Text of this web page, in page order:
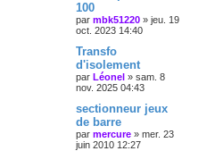
100
par mbk51220 » jeu. 19
oct. 2023 14:40
Transfo
d'isolement
par Léonel » sam. 8
nov. 2025 04:43
sectionneur jeux
de barre
par mercure » mer. 23
juin 2010 12:27